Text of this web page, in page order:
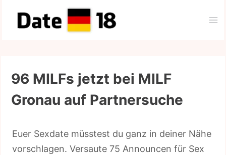
96 MILFs jetzt bei MILF
Gronau auf Partnersuche
Euer Sexdate müsstest du ganz in deiner Nähe
vorschlagen. Versaute 75 Announcen für Sex